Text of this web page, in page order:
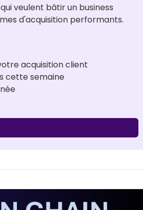
veulent bâtir un business
d'acquisition performants.
acquisition client
cette semaine